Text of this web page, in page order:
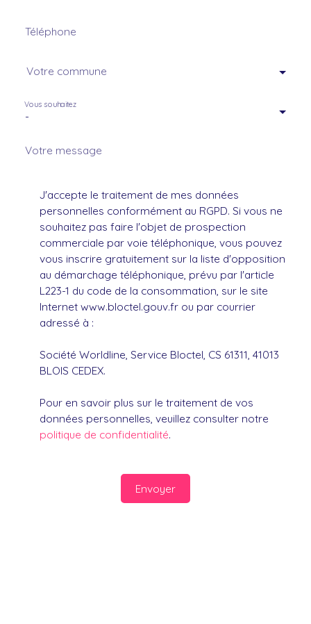
Téléphone
Votre commune
-
Vous souhaitez
Votre message
J'accepte le traitement de mes données
personnelles conformément au RGPD. Si vous ne
souhaitez pas faire l'objet de prospection
commerciale par voie téléphonique, vous pouvez
vous inscrire gratuitement sur la liste d'opposition
au démarchage téléphonique, prévu par l'article
L223-1 du code de la consommation, sur le site
Internet www.bloctel.gouv.fr ou par courrier
adressé à :
Société Worldline, Service Bloctel, CS 61311, 41013
BLOIS CEDEX.
Pour en savoir plus sur le traitement de vos
données personnelles, veuillez consulter notre
politique de confidentialité.
Envoyer